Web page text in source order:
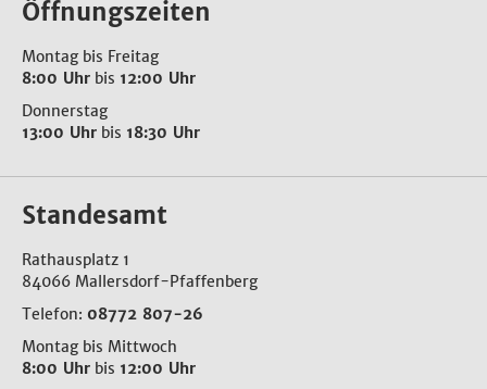
Öffnungszeiten
Montag bis Freitag
8:00 Uhr bis 12:00 Uhr
Donnerstag
13:00 Uhr bis 18:30 Uhr
Standesamt
Rathausplatz 1
84066 Mallersdorf-Pfaffenberg
Telefon: 08772 807-26
Montag bis Mittwoch
8:00 Uhr bis 12:00 Uhr